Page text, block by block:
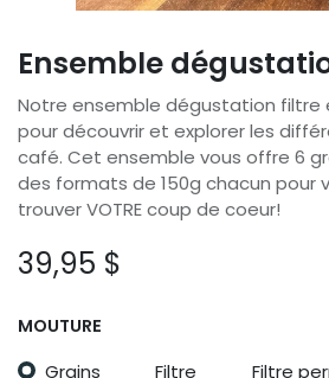
Ensemble
Notre ensemble dégustation filtre
pour découvrir et explorer les
café. Cet ensemble vous offre 6
des formats de 150g chacun pour
trouver VOTRE coup de coeur!
39,95 $
MOUTURE
Grains Filtre Filtre